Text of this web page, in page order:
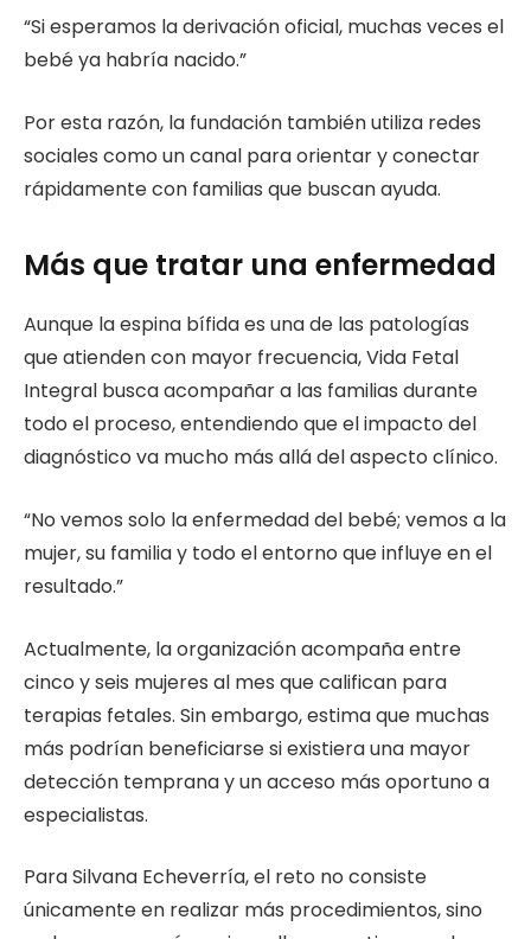
“Si esperamos la derivación oficial, muchas veces el
bebé ya habría nacido.”
Por esta razón, la fundación también utiliza redes
sociales como un canal para orientar y conectar
rápidamente con familias que buscan ayuda.
Más que tratar una enfermedad
Aunque la espina bífida es una de las patologías
que atienden con mayor frecuencia, Vida Fetal
Integral busca acompañar a las familias durante
todo el proceso, entendiendo que el impacto del
diagnóstico va mucho más allá del aspecto clínico.
“No vemos solo la enfermedad del bebé; vemos a la
mujer, su familia y todo el entorno que influye en el
resultado.”
Actualmente, la organización acompaña entre
cinco y seis mujeres al mes que califican para
terapias fetales. Sin embargo, estima que muchas
más podrían beneficiarse si existiera una mayor
detección temprana y un acceso más oportuno a
especialistas.
Para Silvana Echeverría, el reto no consiste
únicamente en realizar más procedimientos, sino